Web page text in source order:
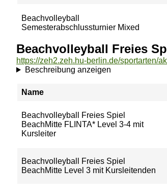
Beachvolleyball
Semesterabschlussturnier Mixed
Beachvolleyball Freies
Beschreibung anzeigen
Name
Beachvolleyball Freies Spiel
BeachMitte FLINTA* Level 3-4 mit
Kursleiter
Beachvolleyball Freies Spiel
BeachMitte Level 3 mit Kursleitenden